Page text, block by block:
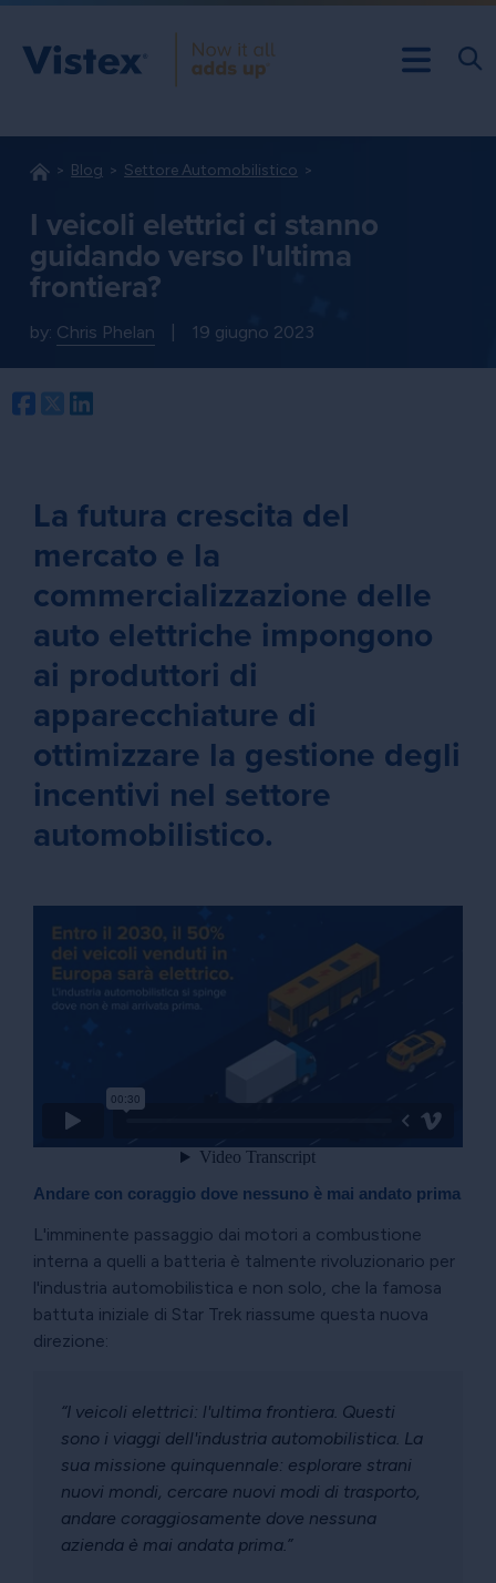
Blog Settore Automobilistico
I veicoli elettrici ci stanno
guidando verso l'ultima
frontiera?
by: Chris Phelan 19 giugno 2023
Facebook
Twitter
La futura crescita del
mercato e la
commercializzazione delle
auto elettriche impongono
ai produttori di
apparecchiature di
ottimizzare la gestione degli
incentivi nel settore
automobilistico.
Andare con coraggio dove nessuno è mai andato prima
L'imminente passaggio dai motori a combustione
interna a quelli a batteria è talmente rivoluzionario per
l'industria automobilistica e non solo, che la famosa
battuta iniziale di Star Trek riassume questa nuova
direzione:
“I veicoli elettrici: l'ultima frontiera. Questi
sono i viaggi dell'industria automobilistica. La
sua missione quinquennale: esplorare strani
nuovi mondi, cercare nuovi modi di trasporto,
andare coraggiosamente dove nessuna
azienda è mai andata prima.”